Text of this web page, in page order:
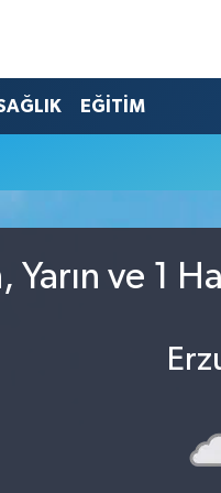
EĞİTİM
Yarın ve 1